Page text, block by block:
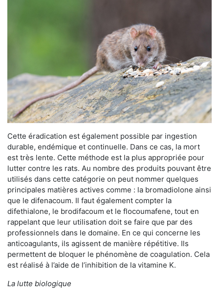
Cette éradication est également possible par ingestion
durable, endémique et continuelle. Dans ce cas, la mort
est très lente. Cette méthode est la plus appropriée pour
lutter contre les rats. Au nombre des produits pouvant être
utilisés dans cette catégorie on peut nommer quelques
principales matières actives comme : la bromadiolone ainsi
que le difenacoum. Il faut également compter la
difethialone, le brodifacoum et le flocoumafene, tout en
rappelant que leur utilisation doit se faire que par des
professionnels dans le domaine. En ce qui concerne les
anticoagulants, ils agissent de manière répétitive. Ils
permettent de bloquer le phénomène de coagulation. Cela
est réalisé à l’aide de l’inhibition de la vitamine K.
La lutte biologique